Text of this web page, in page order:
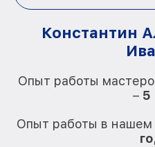
Константин
Опыт работы
– 5
Опыт работы в нашем